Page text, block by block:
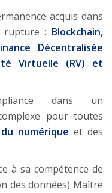
acquis dans
rupture : Blockchain,
Décentralisée
Virtuelle (RV) et
dans un
pour toutes
numérique et des
à sa compétence de
des données) Maître